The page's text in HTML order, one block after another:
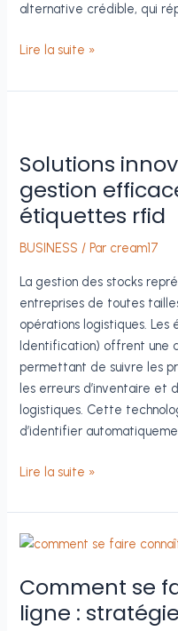
alternative crédible, qui
Internet
sans
Québec
quels
gains
pour
PME
en
2025
selon
Bravo
Telecom
?
Lire la suite »
Solutions
gestion
étiquettes rfid
BUSINESS / Par cream17
La gestion des stocks
entreprises de toutes
opérations logistiques. Les
Identification) offrent une
permettant de suivre les
les erreurs d’inventaire et
logistiques. Cette
d’identifier
Solutions
pour
la
efficace
des
stocks
Lire la suite »
Comment se
ligne :